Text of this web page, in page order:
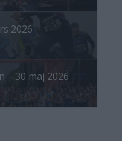
2026
– 30 maj 2026